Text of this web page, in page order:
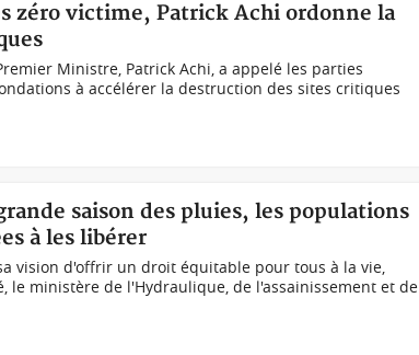
zéro victime, Patrick Achi ordonne la
Ministre, Patrick Achi, a appelé les parties
à accélérer la destruction des sites critiques
saison des pluies, les populations
à les libérer
vision d'offrir un droit équitable pour tous à la vie,
le ministère de l'Hydraulique, de l'assainissement et de